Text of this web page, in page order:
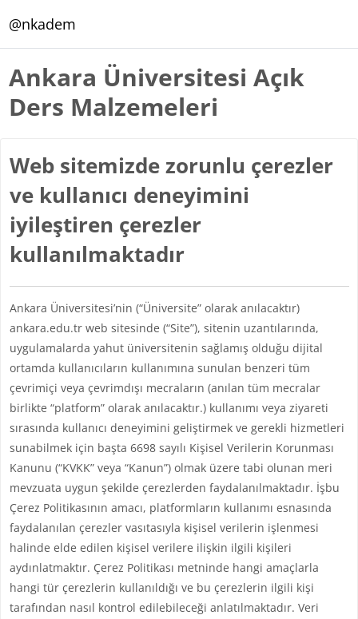
@nkadem
Ankara Üniversitesi Açık
Ders Malzemeleri
Web sitemizde zorunlu çerezler
ve kullanıcı deneyimini
iyileştiren çerezler
kullanılmaktadır
Ankara Üniversitesi’nin (“Üniversite” olarak anılacaktır)
ankara.edu.tr web sitesinde (“Site”), sitenin uzantılarında,
uygulamalarda yahut üniversitenin sağlamış olduğu dijital
ortamda kullanıcıların kullanımına sunulan benzeri tüm
çevrimiçi veya çevrimdışı mecraların (anılan tüm mecralar
birlikte “platform” olarak anılacaktır.) kullanımı veya ziyareti
sırasında kullanıcı deneyimini geliştirmek ve gerekli hizmetleri
sunabilmek için başta 6698 sayılı Kişisel Verilerin Korunması
Kanunu (“KVKK” veya “Kanun”) olmak üzere tabi olunan meri
mevzuata uygun şekilde çerezlerden faydalanılmaktadır. İşbu
Çerez Politikasının amacı, platformların kullanımı esnasında
faydalanılan çerezler vasıtasıyla kişisel verilerin işlenmesi
halinde elde edilen kişisel verilere ilişkin ilgili kişileri
aydınlatmaktır. Çerez Politikası metninde hangi amaçlarla
hangi tür çerezlerin kullanıldığı ve bu çerezlerin ilgili kişi
tarafından nasıl kontrol edilebileceği anlatılmaktadır. Veri